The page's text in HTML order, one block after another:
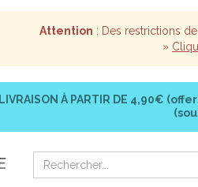
Attention : Des restrictions
»
LIVRAISON À PARTIR DE 4,90€